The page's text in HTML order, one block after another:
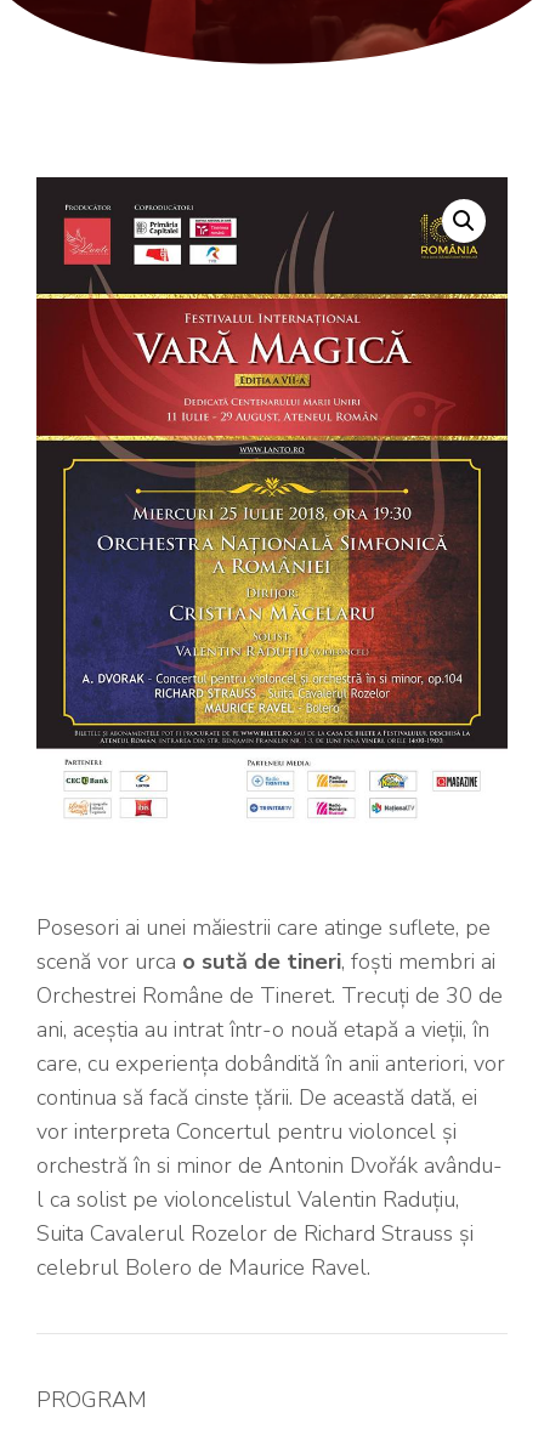
Posesori ai unei măiestrii care atinge suflete, pe
scenă vor urca o sută de tineri, foști membri ai
Orchestrei Române de Tineret. Trecuți de 30 de
ani, aceștia au intrat într-o nouă etapă a vieții, în
care, cu experiența dobândită în anii anteriori, vor
continua să facă cinste țării. De această dată, ei
vor interpreta Concertul pentru violoncel și
orchestră în si minor de Antonin Dvořák avându-
l ca solist pe violoncelistul Valentin Raduțiu,
Suita Cavalerul Rozelor de Richard Strauss și
celebrul Bolero de Maurice Ravel.
PROGRAM